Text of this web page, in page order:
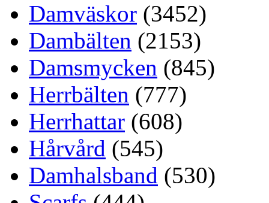
Damväskor (3452)
Dambälten (2153)
Damsmycken (845)
Herrbälten (777)
Herrhattar (608)
Hårvård (545)
Damhalsband (530)